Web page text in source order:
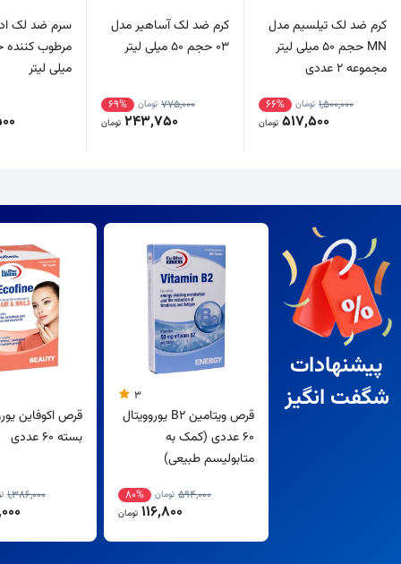
کرم ضد لک تیلسیم مدل
MN حجم 50 میلی لیتر
مجموعه 2 عددی
1,500,000 تومان 66%
517,500 تومان
کرم ضد لک آساهیر مدل
03 حجم 50 میلی لیتر
775,000 تومان 69%
243,750 تومان
سرم ضد لک
میلی لیتر
پیشنهادات
شگفت انگیز
3
قرص ویتامین B2 یوروویتال
60 عددی (کمک به
متابولیسم طبیعی)
594,000 تومان 80%
116,800 تومان
قرص اکوفاین
بسته 60 عددی
1,386,000